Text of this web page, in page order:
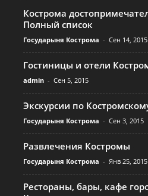
Кострома
Полный список
Государыня Кострома - Сен 14, 2015
Гостиницы и отели
admin - Сен 5, 2015
Экскурсии по
Государыня Кострома - Сен 3, 2015
Развлечения Костромы
Государыня Кострома - Янв 25, 2015
Рестораны, бары, кафе